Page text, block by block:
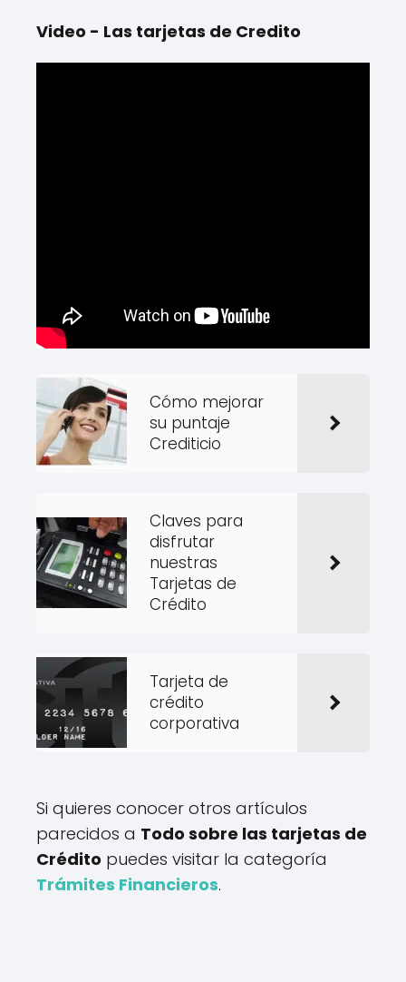
Video - Las tarjetas de Credito
Cómo mejorar
su puntaje
Crediticio
Claves para
disfrutar
nuestras
Tarjetas de
Crédito
Tarjeta de
crédito
corporativa
Si quieres conocer otros artículos
parecidos a Todo sobre las tarjetas de
Crédito puedes visitar la categoría
Trámites Financieros.